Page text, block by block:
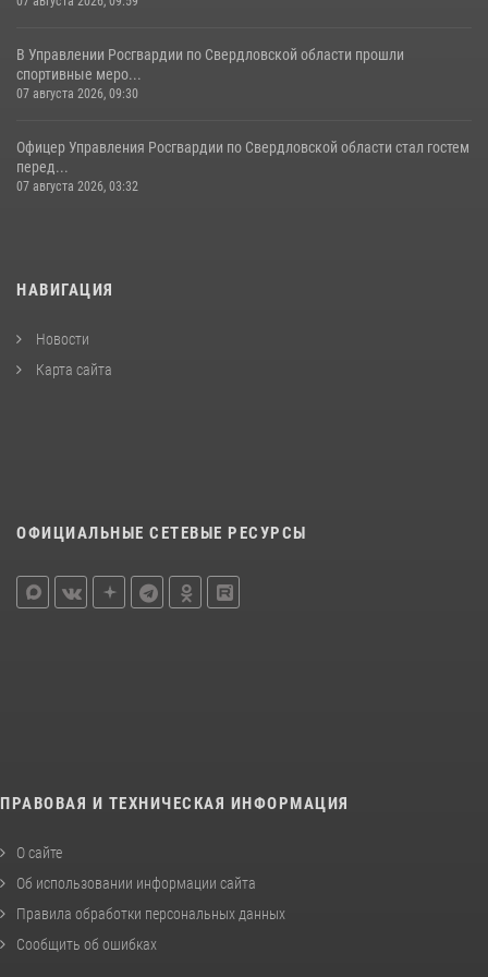
В Управлении Росгвардии по Свердловской области прошли
спортивные меро...
07 августа 2026, 09:30
Офицер Управления Росгвардии по Свердловской области стал гостем
перед...
07 августа 2026, 03:32
НАВИГАЦИЯ
Новости
Карта сайта
ОФИЦИАЛЬНЫЕ СЕТЕВЫЕ РЕСУРСЫ
ПРАВОВАЯ И ТЕХНИЧЕСКАЯ ИНФОРМАЦИЯ
О сайте
Об использовании информации сайта
Правила обработки персональных данных
Сообщить об ошибках